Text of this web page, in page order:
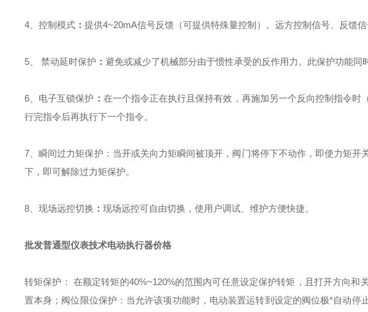
4、控制模式 ： 提供4~20mA信号反馈（可提供特殊量控制）。远方控制信号、反馈信
5、 禁动延时保护 ： 避免或减少了机械部分由于惯性承受的反作用力。此保护功能同
6、电子互锁保护 ： 在一个指令正在执行且保持有效，再施加另一个反向控制指令
行完指令后再执行下一个指令。
7、瞬间过力矩保护： 当开或关向力矩瞬间被顶开，阀门将停下不动作，即使力矩
下，即可解除过力矩保护。
8、现场远控切换 ： 现场远控可自由切换，使用户调试、维护方便快捷。
批发普通型仪表技术电动执行器价格
转矩保护： 在额定转矩的40%~120%的范围内可任意设定保护转矩，且打开方向和
置本身； 阀位限位保护：当允许该项功能时，电动装置运转到设定的阀位极*自动停